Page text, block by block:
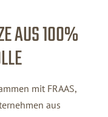
AUS 100%
mit FRAAS,
aus